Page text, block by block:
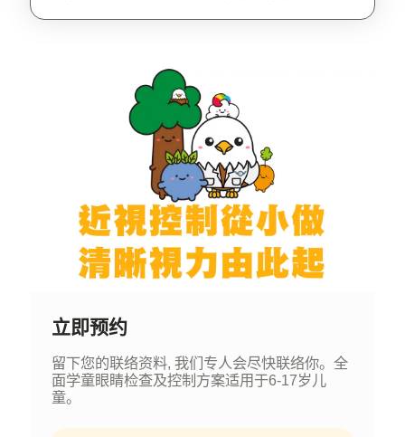
立即预约
留下您的联络资料, 我们专人会尽快联络你。全
面学童眼睛检查及控制方案适用于6-17岁儿
童。